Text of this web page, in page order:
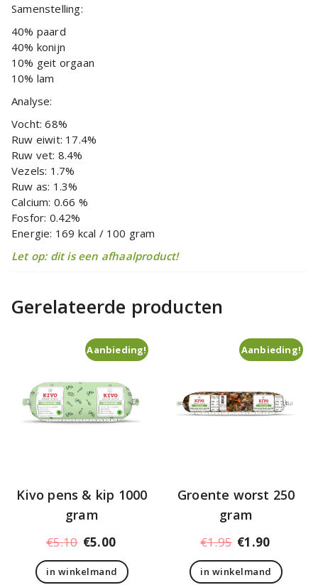
Samenstelling:
40% paard
40% konijn
10% geit orgaan
10% lam
Analyse:
Vocht: 68%
Ruw eiwit: 17.4%
Ruw vet: 8.4%
Vezels: 1.7%
Ruw as: 1.3%
Calcium: 0.66 %
Fosfor: 0.42%
Energie: 169 kcal / 100 gram
Let op: dit is een afhaalproduct!
Gerelateerde producten
Aanbieding!
Kivo pens & kip 1000
gram
€5.10 Oorspronkelijke
prijs
was:
€5.00
prijs
is:
in winkelmand
Aanbieding!
Groente worst 250
gram
€1.95
prijs
was:
€1.90
prijs
is:
in winkelmand